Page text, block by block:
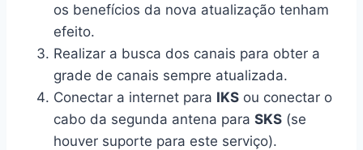
os benefícios da nova atualização tenham
efeito.
Realizar a busca dos canais para obter a
grade de canais sempre atualizada.
Conectar a internet para IKS ou conectar o
cabo da segunda antena para SKS (se
houver suporte para este serviço).